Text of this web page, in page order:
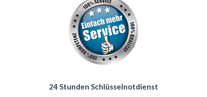
24 Stunden Schlüsselnotdienst